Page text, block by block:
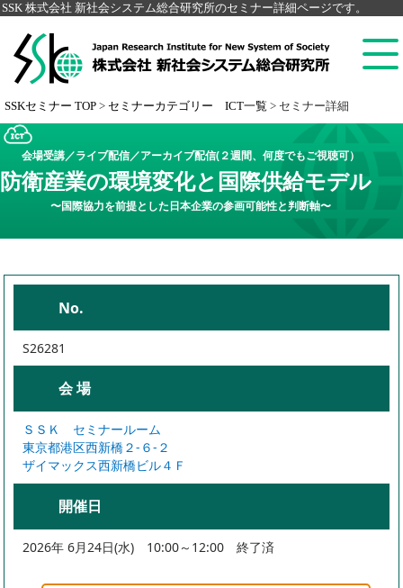
SSK 株式会社 新社会システム総合研究所のセミナー詳細ページです。
SSKセミナー TOP > セミナーカテゴリー ICT一覧 > セミナー詳細
会場受講／ライブ配信／アーカイブ配信(２週間、何度でもご視聴可）
防衛産業の環境変化と国際供給モデル
〜国際協力を前提とした日本企業の参画可能性と判断軸〜
No.
S26281
会 場
ＳＳＫ セミナールーム
東京都港区西新橋２-６-２
ザイマックス西新橋ビル４Ｆ
開催日
2026年 6月24日(水) 10:00～12:00 終了済